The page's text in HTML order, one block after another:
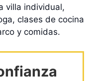
villa individual,
clases de cocina
y comidas.